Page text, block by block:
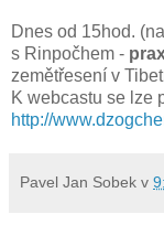
Dnes od 15hod.
s Rinpočhem -
zemětřesení v
K webcastu se lze
http://
Pavel Jan Sobek v